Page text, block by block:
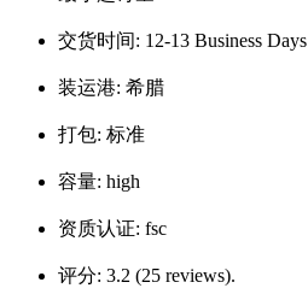
交货时间: 12-13 Business Days
装运港: 希腊
打包: 标准
容量: high
资质认证: fsc
评分: 3.2 (25 reviews).